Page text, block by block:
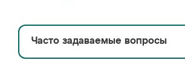
Часто задаваемые вопросы